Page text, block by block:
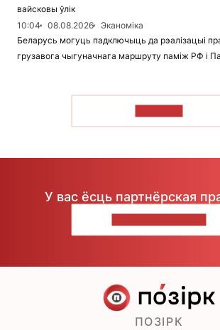
вайсковы ўлік
10:04
08.08.2026
Эканоміка
Беларусь могуць падключыць да рэалізацыі
грузавога чыгуначнага маршруту паміж РФ і
У вас ёсць партнёрская
ПОЗІРК